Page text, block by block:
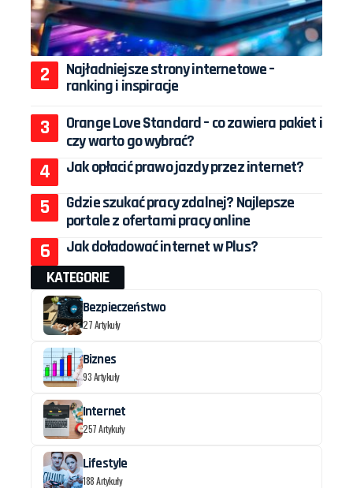
Najładniejsze strony internetowe –
ranking i inspiracje
Orange Love Standard – co zawiera pakiet i
czy warto go wybrać?
Jak opłacić prawo jazdy przez internet?
Gdzie szukać pracy zdalnej? Najlepsze
portale z ofertami pracy online
Jak doładować internet w Plus?
KATEGORIE
Bezpieczeństwo
27 Artykuły
Biznes
93 Artykuły
Internet
257 Artykuły
Lifestyle
188 Artykuły